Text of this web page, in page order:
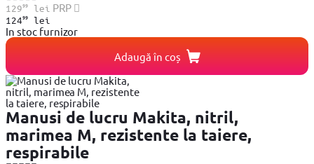
12999lei PRP
12499lei
In stoc furnizor
Adaugă în coș
Manusi de lucru Makita, nitril,
marimea M, rezistente la taiere,
respirabile